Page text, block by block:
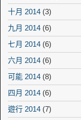
十月 2014 (3)
九月 2014 (6)
七月 2014 (6)
六月 2014 (6)
可能 2014 (8)
四月 2014 (6)
遊行 2014 (7)